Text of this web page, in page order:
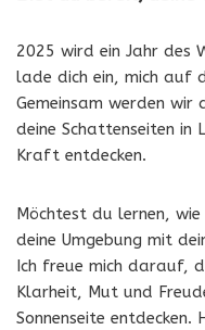
2025 wird ein Jahr des
lade dich ein, mich auf
Gemeinsam werden wir
deine Schattenseiten in
Kraft entdecken.
Möchtest du lernen,
deine Umgebung mit
Ich freue mich darauf,
Klarheit, Mut und
Sonnenseite entdecken.